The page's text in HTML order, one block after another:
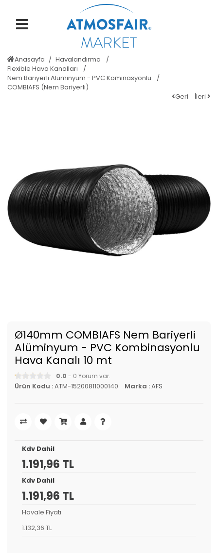
Anasayfa
Havalandırma
Flexible Hava Kanalları
Nem Bariyerli Alüminyum - PVC Kominasyonlu
COMBIAFS (Nem Bariyerli)
Geri
İleri
Ø140mm COMBIAFS Nem Bariyerli
Alüminyum - PVC Kombinasyonlu
Hava Kanalı 10 mt
0.0 - 0 Yorum var.
Ürün Kodu :ATM-15200811000140 Marka :AFS
Kdv Dahil
1.191,96 TL
Kdv Dahil
1.191,96 TL
Havale Fiyatı
1.132,36 TL